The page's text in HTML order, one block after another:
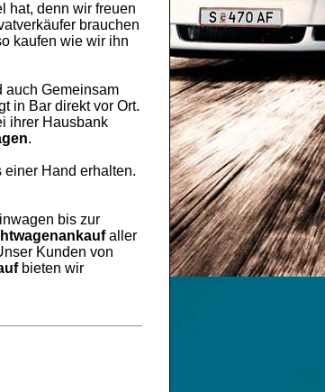
hat, denn wir freuen
brauchen
kaufen wie wir ihn
auch Gemeinsam
in Bar direkt vor Ort.
ihrer Hausbank
.
Hand erhalten.
bis zur
aller
Kunden von
bieten wir